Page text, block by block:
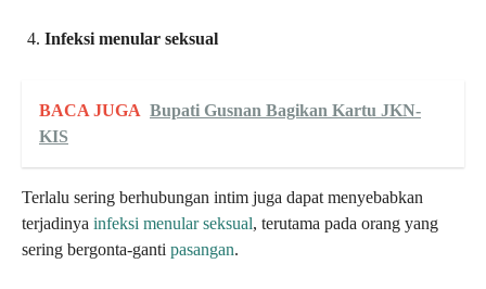
Infeksi menular seksual
BACA JUGA Bupati Gusnan Bagikan Kartu JKN-
KIS
Terlalu sering berhubungan intim juga dapat menyebabkan
terjadinya infeksi menular seksual, terutama pada orang yang
sering bergonta-ganti pasangan.